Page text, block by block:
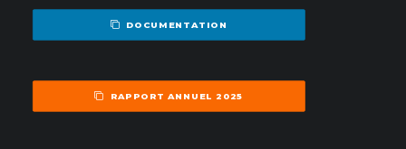
DOCUMENTATION
RAPPORT ANNUEL 2025